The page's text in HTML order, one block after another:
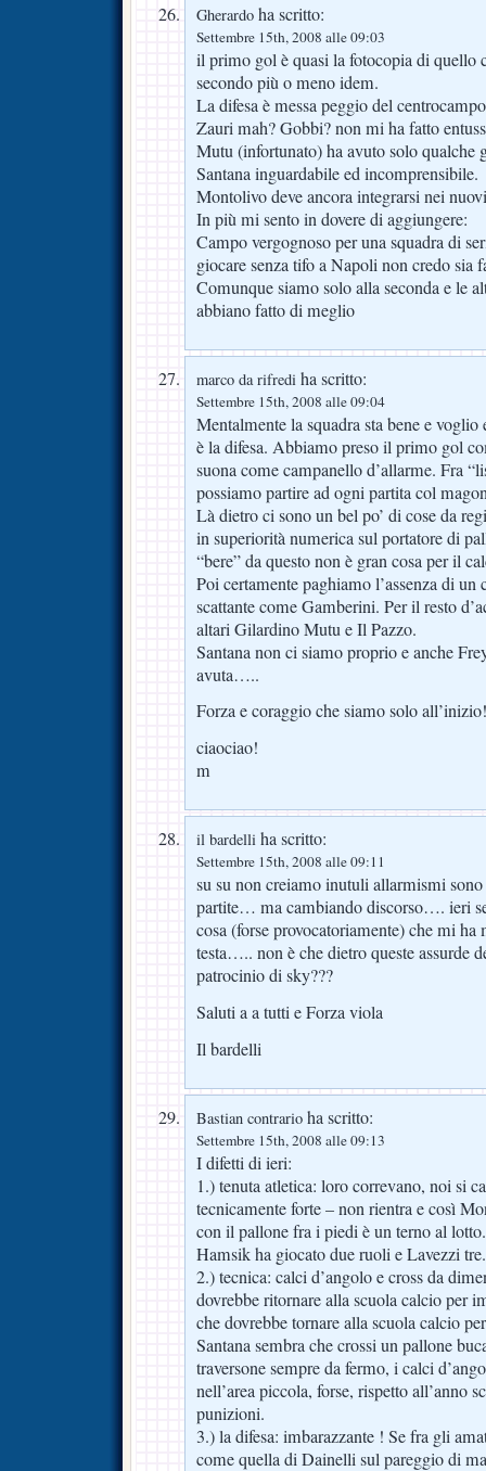
Gherardo ha scritto:
Settembre 15th, 2008 alle 09:03
il primo gol è quasi la fotocopia di quello
secondo più o meno idem.
La difesa è messa peggio del
Zauri mah? Gobbi? non mi ha fatto
Mutu (infortunato) ha avuto solo qualche
Santana inguardabile ed incomprensibile.
Montolivo deve ancora integrarsi nei
In più mi sento in dovere di aggiungere:
Campo vergognoso per una squadra di
giocare senza tifo a Napoli non credo sia
Comunque siamo solo alla seconda e le
abbiano fatto di meglio
marco da rifredi ha scritto:
Settembre 15th, 2008 alle 09:04
Mentalmente la squadra sta bene e
è la difesa. Abbiamo preso il primo gol
suona come campanello d’allarme. Fra
possiamo partire ad ogni partita col
Là dietro ci sono un bel po’ di cose da
in superiorità numerica sul portatore di
“bere” da questo non è gran cosa per il
Poi certamente paghiamo l’assenza di un
scattante come Gamberini. Per il resto
altari Gilardino Mutu e Il Pazzo.
Santana non ci siamo proprio e anche
avuta…..
Forza e coraggio che siamo solo all’inizio!
ciaociao!
m
il bardelli ha scritto:
Settembre 15th, 2008 alle 09:11
su su non creiamo inutuli allarmismi sono
partite… ma cambiando discorso…. ieri
cosa (forse provocatoriamente) che mi ha
testa….. non è che dietro queste assurde
patrocinio di sky???
Saluti a a tutti e Forza viola
Il bardelli
Bastian contrario ha scritto:
Settembre 15th, 2008 alle 09:13
I difetti di ieri:
1.) tenuta atletica: loro correvano, noi si
tecnicamente forte – non rientra e così
con il pallone fra i piedi è un terno al
Hamsik ha giocato due ruoli e Lavezzi tre.
2.) tecnica: calci d’angolo e cross da
dovrebbe ritornare alla scuola calcio per
che dovrebbe tornare alla scuola calcio
Santana sembra che crossi un pallone
traversone sempre da fermo, i calci
nell’area piccola, forse, rispetto all’anno
punizioni.
3.) la difesa: imbarazzante ! Se fra gli
come quella di Dainelli sul pareggio di